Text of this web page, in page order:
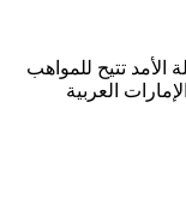
تتيح للمواهب
العربية